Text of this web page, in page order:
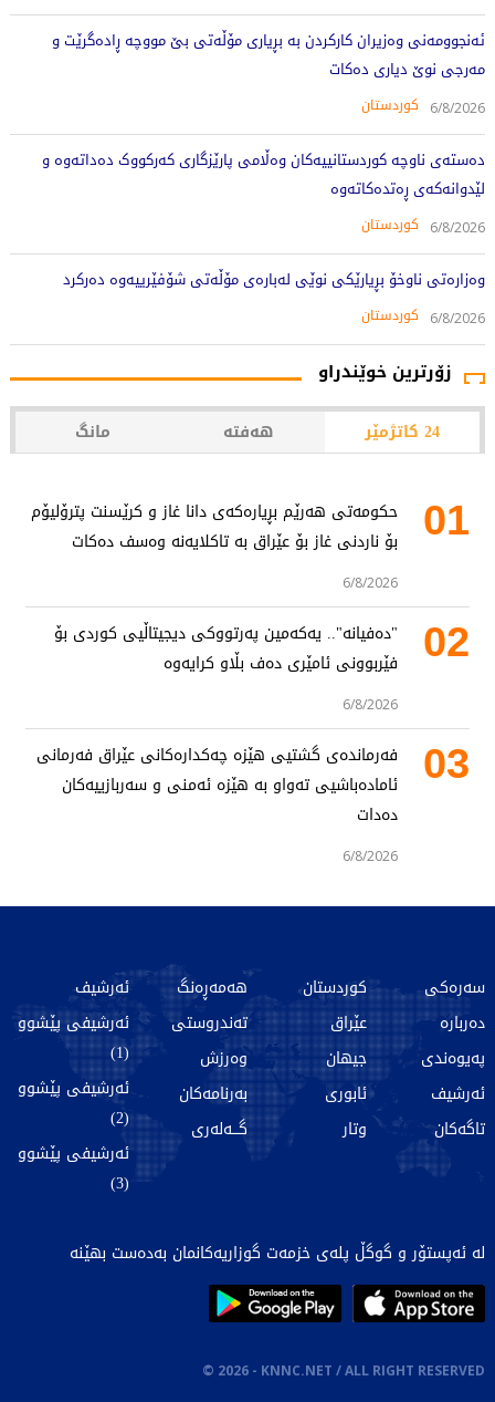
ئەنجوومەنی وەزیران کارکردن بە بڕیاری مۆڵەتی بێ مووچە ڕادەگرێت و
مەرجی نوێ دیاری دەکات
6/8/2026 کوردستان
دەستەی ناوچە کوردستانییەکان وەڵامی پارێزگاری کەرکووک دەداتەوە و
لێدوانەکەی ڕەتدەکاتەوە
6/8/2026 کوردستان
وەزارەتی ناوخۆ بڕیارێکی نوێی لەبارەی مۆڵەتی شۆفێرییەوە دەرکرد
6/8/2026 کوردستان
زۆرترین خوێندراو
24 کاتژمێر هەفتە مانگ
01
حکومەتی هەرێم بڕیارەکەی دانا غاز و کرێسنت پترۆلیۆم
بۆ ناردنی غاز بۆ عێراق بە تاکلایەنە وەسف دەکات
6/8/2026
02
"دەفیانە".. یەکەمین پەرتووکی دیجیتاڵیی کوردی بۆ
فێربوونی ئامێری دەف بڵاو کرایەوە
6/8/2026
03
فەرماندەی گشتیی هێزە چەکدارەکانی عێراق فەرمانی
ئامادەباشیی تەواو بە هێزە ئەمنی و سەربازییەکان
دەدات
6/8/2026
سەرەکی
دەربارە
پەیوەندی
ئەرشیف
تاگەکان
کوردستان
عێراق
جیهان
ئابوری
وتار
هەمەڕەنگ
تەندروستی
وەرزش
بەرنامەکان
گـــەلەری
ئەرشیف
ئەرشیفی پێشوو
(1)
ئەرشیفی پێشوو
(2)
ئەرشیفی پێشوو
(3)
لە ئەپستۆر و گوگڵ پلەی خزمەت گوزاریەکانمان بەدەست بهێنە
© 2026 - KNNC.NET / ALL RIGHT RESERVED